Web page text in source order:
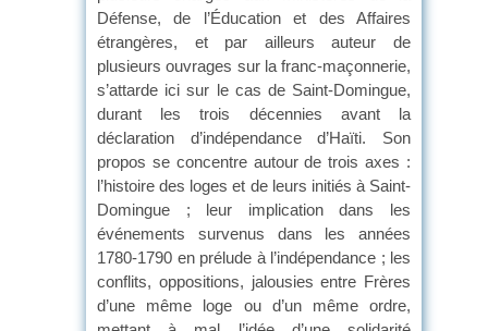
Défense, de l’Éducation et des Affaires
étrangères, et par ailleurs auteur de
plusieurs ouvrages sur la franc-maçonnerie,
s’attarde ici sur le cas de Saint-Domingue,
durant les trois décennies avant la
déclaration d’indépendance d’Haïti. Son
propos se concentre autour de trois axes :
l’histoire des loges et de leurs initiés à Saint-
Domingue ; leur implication dans les
événements survenus dans les années
1780-1790 en prélude à l’indépendance ; les
conflits, oppositions, jalousies entre Frères
d’une même loge ou d’un même ordre,